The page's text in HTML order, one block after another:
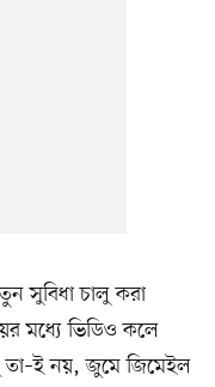
সুবিধা চালু করা
মধ্যে ভিডিও কলে
তা–ই নয়, জুমে জিমেইল